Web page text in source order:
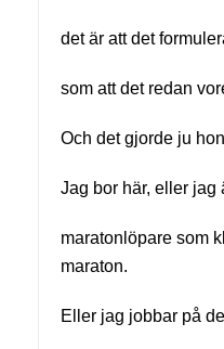
det är att det
som att det redan
Och det gjorde ju
Jag bor här, eller
maratonlöpare som
maraton.
Eller jag jobbar på